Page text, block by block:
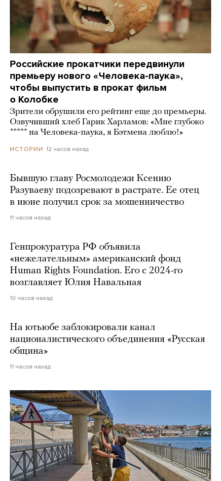
Российские прокатчики передвинули
премьеру нового «Человека-паука»,
чтобы выпустить в прокат фильм
о Колобке
Зрители обрушили его рейтинг еще до премьеры.
Озвучивший хлеб Гарик Харламов: «Мне глубоко
***** на Человека-паука, я Бэтмена люблю!»
ИСТОРИИ 12 часов назад
Бывшую главу Росмолодежи Ксению
Разуваеву подозревают в растрате. Ее отец
в июне получил срок за мошенничество
11 часов назад
Генпрокуратура РФ объявила
«нежелательным» американский фонд
Human Rights Foundation. Его с 2024-го
возглавляет Юлия Навальная
10 часов назад
На ютьюбе заблокировали канал
националистического объединения «Русская
община»
11 часов назад